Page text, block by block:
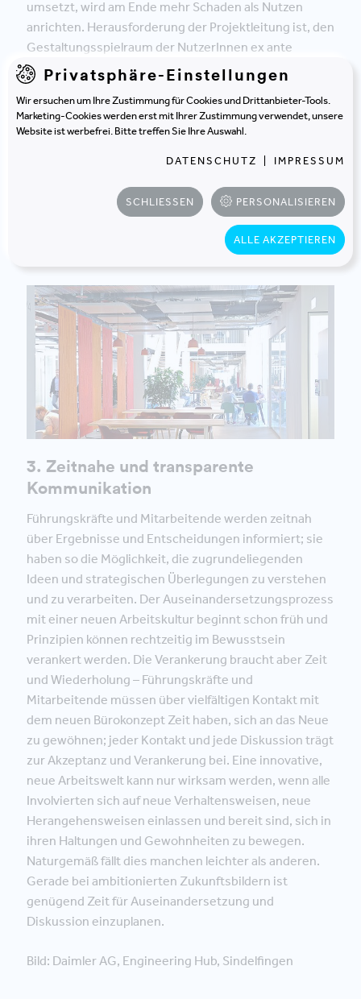
umsetzt, wird am Ende mehr Schaden als Nutzen
anrichten. Herausforderung der Projektleitung ist, den
Gestaltungsspielraum der NutzerInnen ex ante
deutlich und transparent zu beschreiben und über die
Dauer des Prozesses zu halten und zu verteidigen.
Selbst ein nur geringer Spielraum kann in einem
partizipativen Prozess positiv genutzt werden, wenn
Anfang an klar gemanagt wird.
Bild: Daimler AG, Engineering Hub, Sindelfingen
3. Zeitnahe und transparente
Kommunikation
Führungskräfte und Mitarbeitende werden zeitnah
über Ergebnisse und Entscheidungen informiert; sie
haben so die Möglichkeit, die zugrundeliegenden
Ideen und strategischen Überlegungen zu verstehen
und zu verarbeiten. Der Auseinandersetzungsprozess
mit einer neuen Arbeitskultur beginnt schon früh und
Prinzipien können rechtzeitig im Bewusstsein
verankert werden. Die Verankerung braucht aber Zeit
und Wiederholung – Führungskräfte und
Mitarbeitende müssen über vielfältigen Kontakt mit
dem neuen Bürokonzept Zeit haben, sich an das Neue
zu gewöhnen; jeder Kontakt und jede Diskussion trägt
zur Akzeptanz und Verankerung bei. Eine innovative,
neue Arbeitswelt kann nur wirksam werden, wenn alle
Involvierten sich auf neue Verhaltensweisen, neue
Herangehensweisen einlassen und bereit sind, sich in
ihren Haltungen und Gewohnheiten zu bewegen.
Naturgemäß fällt dies manchen leichter als anderen.
Gerade bei ambitionierten Zukunftsbildern ist
genügend Zeit für Auseinandersetzung und
Diskussion einzuplanen.
Bild: Daimler AG, Engineering Hub, Sindelfingen
Privatsphäre-Einstellungen
Wir ersuchen um Ihre Zustimmung für Cookies und Drittanbieter-Tools.
Marketing-Cookies werden erst mit Ihrer Zustimmung verwendet, unsere
Website ist werbefrei. Bitte treffen Sie Ihre Auswahl.
DATENSCHUTZ IMPRESSUM
SCHLIESSEN PERSONALISIEREN
ALLE AKZEPTIEREN